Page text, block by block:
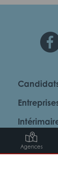
Agences
À propos